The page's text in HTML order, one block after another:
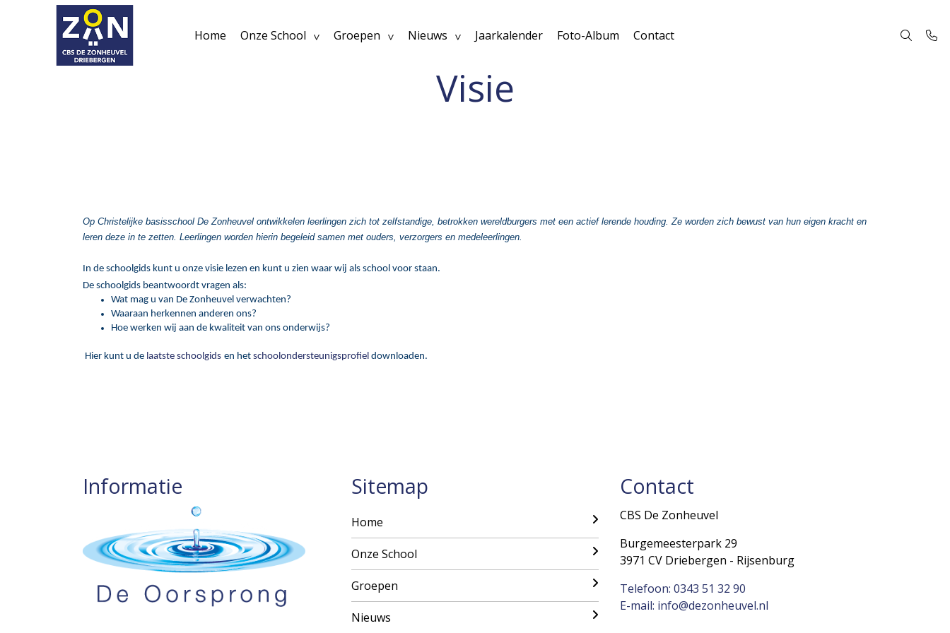
Home Onze School Groepen Nieuws Jaarkalender Foto-Album Contact
Visie
Op Christelijke basisschool De Zonheuvel ontwikkelen leerlingen zich tot zelfstandige, betrokken wereldburgers met een actief lerende houding. Ze worden zich bewust van hun eigen kracht en
leren deze in te zetten. Leerlingen worden hierin begeleid samen met ouders, verzorgers en medeleerlingen.
In de schoolgids kunt u onze visie lezen en kunt u zien waar wij als school voor staan.
De schoolgids beantwoordt vragen als:
Wat mag u van De Zonheuvel verwachten?
Waaraan herkennen anderen ons?
Hoe werken wij aan de kwaliteit van ons onderwijs?
Hier kunt u de laatste schoolgids en het schoolondersteunigsprofiel downloaden.
Informatie Sitemap
Home
Onze School
Groepen
Nieuws
Contact
CBS De Zonheuvel
Burgemeesterpark 29
3971 CV Driebergen - Rijsenburg
Telefoon: 0343 51 32 90
E-mail: info@dezonheuvel.nl